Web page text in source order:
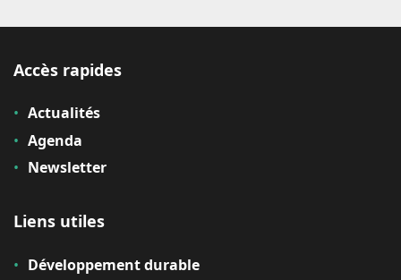
Accès rapides
Actualités
Agenda
Newsletter
Liens utiles
Développement durable